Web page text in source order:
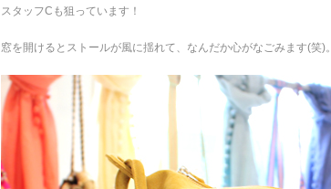
スタッフCも狙っています！
窓を開けるとストールが風に揺れて、なんだか心がなごみます(笑)。